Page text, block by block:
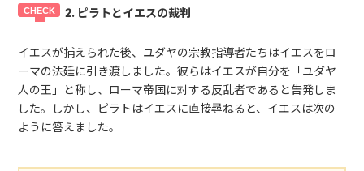
2. ピラトとイエスの裁判
イエスが捕えられた後、ユダヤの宗教指導者たちはイエスをロ
ーマの法廷に引き渡しました。彼らはイエスが自分を「ユダヤ
人の王」と称し、ローマ帝国に対する反乱者であると告発しま
した。しかし、ピラトはイエスに直接尋ねると、イエスは次の
ように答えました。